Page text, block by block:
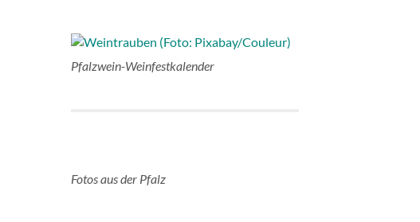
Pfalzwein-Weinfestkalender
Fotos aus der Pfalz